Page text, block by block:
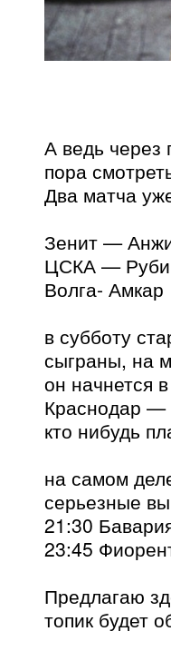
А ведь через
пора
Два матча
Зенит —
ЦСКА —
Волга- Амкар
в субботу
сыграны, на
он начнется
Краснодар —
кто нибудь
на самом
серьезные
21:30
23:45
Предлагаю
топик будет